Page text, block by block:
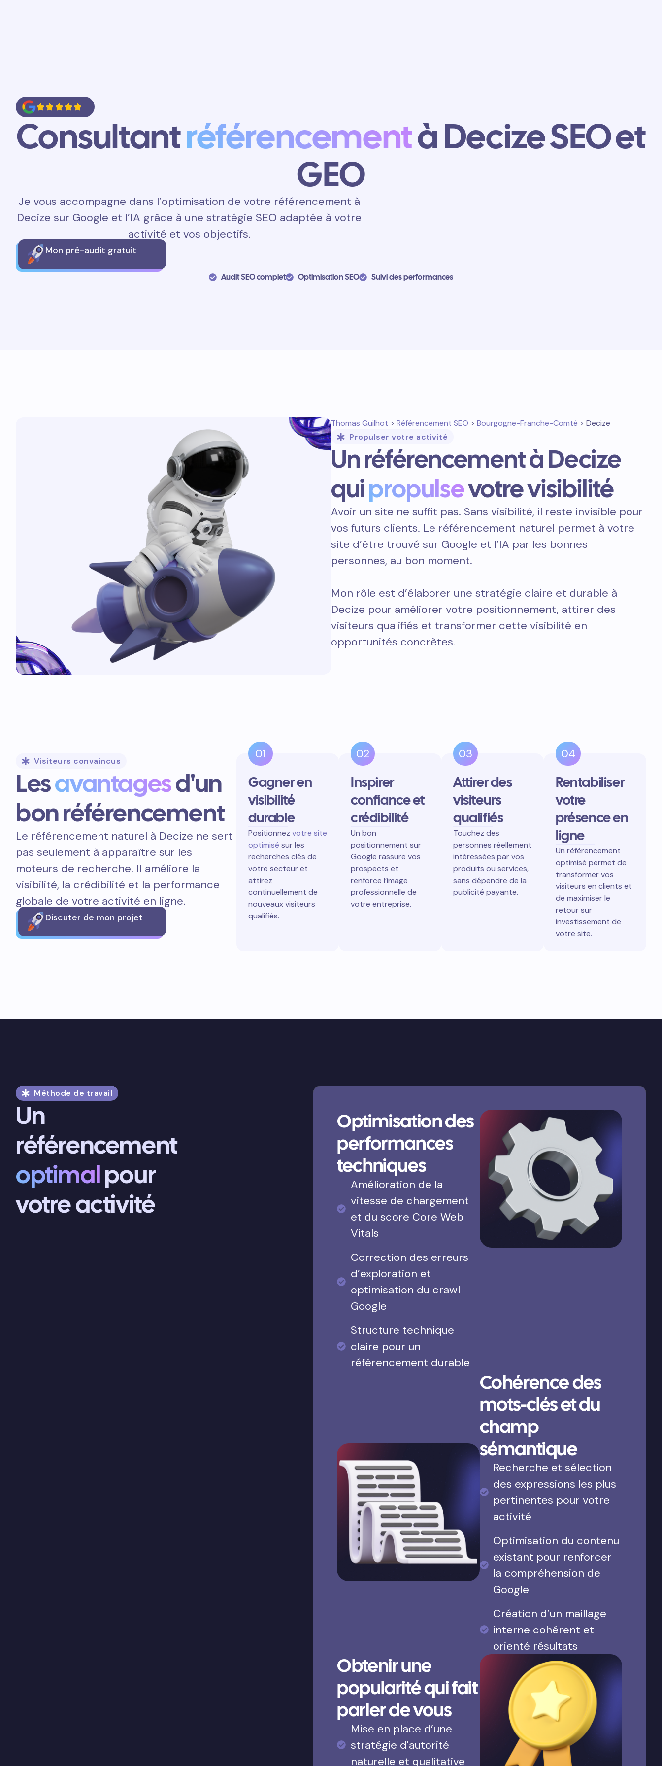
Consultantréférencementà Decize SEO et
GEO
Je vous accompagne dans l’optimisation de votre référencement à
Decize sur Google et l’IA grâce à une stratégie SEO adaptée à votre
activité et vos objectifs.
Mon pré-audit gratuit
Audit SEO complet Optimisation SEO Suivi des performances
Thomas Guilhot > Référencement SEO > Bourgogne-Franche-Comté > Decize
Propulser votre activité
Un référencement à Decize
quipropulsevotre visibilité
Avoir un site ne suffit pas. Sans visibilité, il reste invisible pour
vos futurs clients. Le référencement naturel permet à votre
site d’être trouvé sur Google et l’IA par les bonnes
personnes, au bon moment.
Mon rôle est d’élaborer une stratégie claire et durable à
Decize pour améliorer votre positionnement, attirer des
visiteurs qualifiés et transformer cette visibilité en
opportunités concrètes.
Visiteurs convaincus
Lesavantagesd'un
bon référencement
Le référencement naturel à Decize ne sert
pas seulement à apparaître sur les
moteurs de recherche. Il améliore la
visibilité, la crédibilité et la performance
globale de votre activité en ligne.
Discuter de mon projet
01
Gagner en
visibilité
durable
Positionnez votre site
optimisé sur les
recherches clés de
votre secteur et
attirez
continuellement de
nouveaux visiteurs
qualifiés.
02
Inspirer
confiance et
crédibilité
Un bon
positionnement sur
Google rassure vos
prospects et
renforce l’image
professionnelle de
votre entreprise.
03
Attirer des
visiteurs
qualifiés
Touchez des
personnes réellement
intéressées par vos
produits ou services,
sans dépendre de la
publicité payante.
04
Rentabiliser
votre
présence en
ligne
Un référencement
optimisé permet de
transformer vos
visiteurs en clients et
de maximiser le
retour sur
investissement de
votre site.
Méthode de travail
Un
référencement
optimalpour
votre activité
Optimisation des
performances
techniques
Amélioration de la
vitesse de chargement
et du score Core Web
Vitals
Correction des erreurs
d’exploration et
optimisation du crawl
Google
Structure technique
claire pour un
référencement durable
Cohérence des
mots-clés et du
champ
sémantique
Recherche et sélection
des expressions les plus
pertinentes pour votre
activité
Optimisation du contenu
existant pour renforcer
la compréhension de
Google
Création d’un maillage
interne cohérent et
orienté résultats
Obtenir une
popularité qui fait
parler de vous
Mise en place d’une
stratégie d'autorité
naturelle et qualitative